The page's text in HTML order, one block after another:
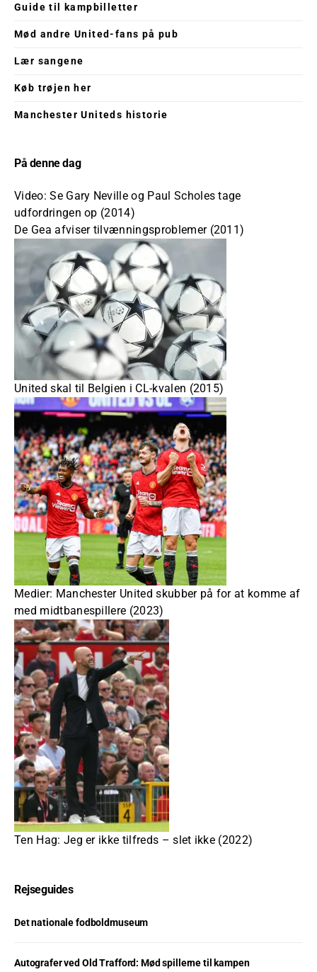
Guide til kampbilletter
Mød andre United-fans på pub
Lær sangene
Køb trøjen her
Manchester Uniteds historie
På denne dag
Video: Se Gary Neville og Paul Scholes tage
udfordringen op (2014)
De Gea afviser tilvænningsproblemer (2011)
United skal til Belgien i CL-kvalen (2015)
Medier: Manchester United skubber på for at komme af
med midtbanespillere (2023)
Ten Hag: Jeg er ikke tilfreds – slet ikke (2022)
Rejseguides
Det nationale fodboldmuseum
Autografer ved Old Trafford: Mød spillerne til kampen